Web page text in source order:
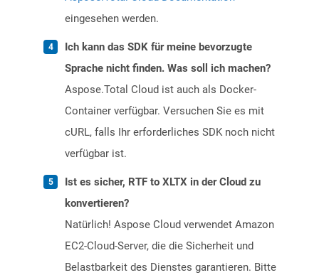
eingesehen werden.
Ich kann das SDK für meine bevorzugte
Sprache nicht finden. Was soll ich machen?
Aspose.Total Cloud ist auch als Docker-
Container verfügbar. Versuchen Sie es mit
cURL, falls Ihr erforderliches SDK noch nicht
verfügbar ist.
Ist es sicher, RTF to XLTX in der Cloud zu
konvertieren?
Natürlich! Aspose Cloud verwendet Amazon
EC2-Cloud-Server, die die Sicherheit und
Belastbarkeit des Dienstes garantieren. Bitte